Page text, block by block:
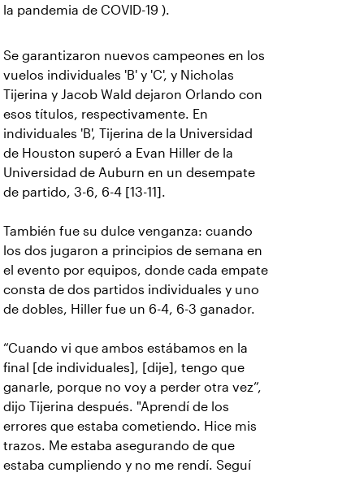
la pandemia de COVID-19 ).
Se garantizaron nuevos campeones en los
vuelos individuales 'B' y 'C', y Nicholas
Tijerina y Jacob Wald dejaron Orlando con
esos títulos, respectivamente. En
individuales 'B', Tijerina de la Universidad
de Houston superó a Evan Hiller de la
Universidad de Auburn en un desempate
de partido, 3-6, 6-4 [13-11].
También fue su dulce venganza: cuando
los dos jugaron a principios de semana en
el evento por equipos, donde cada empate
consta de dos partidos individuales y uno
de dobles, Hiller fue un 6-4, 6-3 ganador.
“Cuando vi que ambos estábamos en la
final [de individuales], [dije], tengo que
ganarle, porque no voy a perder otra vez”,
dijo Tijerina después. "Aprendí de los
errores que estaba cometiendo. Hice mis
trazos. Me estaba asegurando de que
estaba cumpliendo y no me rendí. Seguí